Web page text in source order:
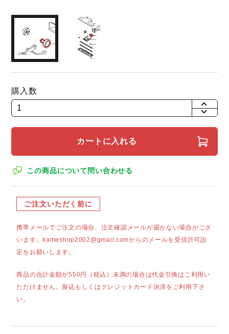
購入数
+
カートに入れる
この商品について問い合わせる
ご注文いただく前に
携帯メールでご注文の場合、注文確認メールが届かない場合がござ
います。kameshop2002@gmail.comからのメールを受信許可設
定をお願いします。
商品の合計金額が550円（税込）未満の場合は代金引換はご利用い
ただけません。振込もしくはクレジットカード決済をご利用下さ
い。